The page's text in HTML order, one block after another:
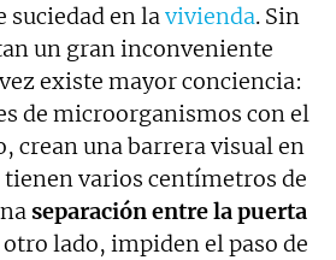
suciedad en lavivienda. Sin
un gran inconveniente
existe mayor conciencia:
de microorganismos con el
crean una barrera visual en
tienen varios centímetros de
separación entre la puerta
otro lado, impiden el paso de